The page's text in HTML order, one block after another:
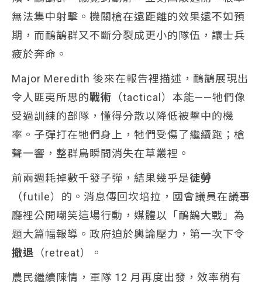
無法集中射擊。機關槍在遠距離的效果遠不如預
期，而鴯鶓群又不斷分裂成更小的隊伍，讓士兵
疲於奔命。
Major Meredith 後來在報告裡描述，鴯鶓展現出
令人匪夷所思的戰術 （tactical）本能——牠們像
受過訓練的部隊，懂得分散以降低被擊中的機
率。子彈打在牠們身上，牠們受傷了繼續跑；槍
聲一響，整群鳥瞬間消失在草叢裡。
前兩週耗掉數千發子彈，結果幾乎是徒勞
（futile）的。消息傳回坎培拉，國會議員在議事
廳裡公開嘲笑這場行動，媒體以「鴯鶓大戰」為
題大篇幅報導。政府迫於輿論壓力，第一次下令
撤退 （retreat）。
農民繼續陳情，軍隊 12 月再度出發，效率稍有